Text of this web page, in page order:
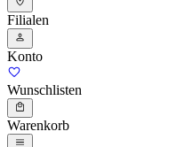
Filialen
Konto
Wunschlisten
Warenkorb